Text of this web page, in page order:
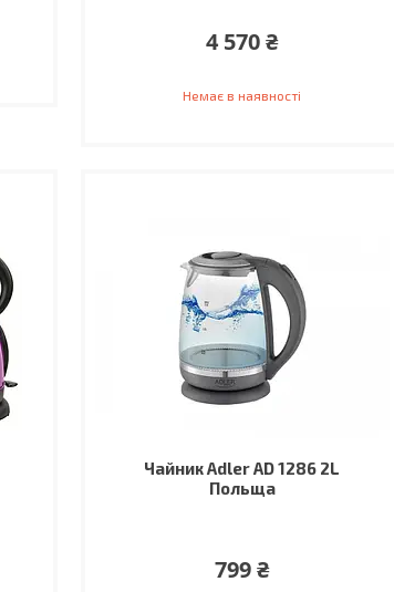
4 570 ₴
Немає в наявності
Чайник Adler AD 1286 2L
Польща
799 ₴